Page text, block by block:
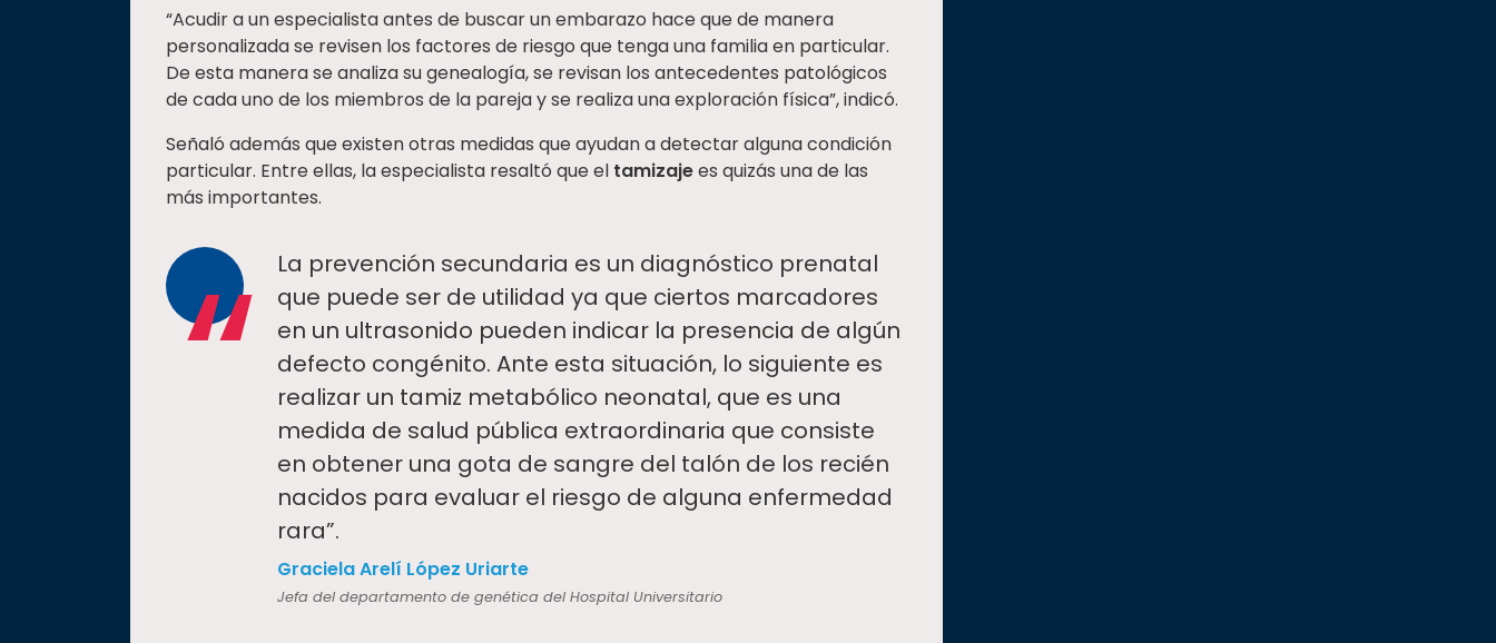
“Acudir a un especialista antes de buscar un embarazo hace que de manera
personalizada se revisen los factores de riesgo que tenga una familia en particular.
De esta manera se analiza su genealogía, se revisan los antecedentes patológicos
de cada uno de los miembros de la pareja y se realiza una exploración física”, indicó.
Señaló además que existen otras medidas que ayudan a detectar alguna condición
particular. Entre ellas, la especialista resaltó que el tamizajees quizás una de las
más importantes.
“
La prevención secundaria es un diagnóstico prenatal
que puede ser de utilidad ya que ciertos marcadores
en un ultrasonido pueden indicar la presencia de algún
defecto congénito. Ante esta situación, lo siguiente es
realizar un tamiz metabólico neonatal, que es una
medida de salud pública extraordinaria que consiste
en obtener una gota de sangre del talón de los recién
nacidos para evaluar el riesgo de alguna enfermedad
rara”.
Graciela Arelí López Uriarte
Jefa del departamento de genética del Hospital Universitario